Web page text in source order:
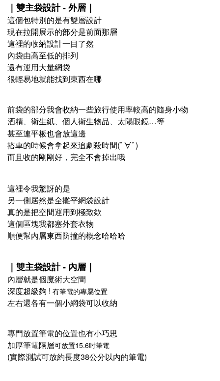
｜雙主袋設計 - 外層​ ｜
這個包特別的是有雙層設計​
現在拉開展示的部分是前面那層
這裡的收納設計一目了然​
內袋由高至低的排列​
還有運用大量網袋​
很輕易地就能找到東西在哪​
前袋的部分我會收納一些旅行使用率較高的隨身小物​
酒精、 衛生紙、 個人衛生物品、 太陽眼鏡…等​
甚至連平板也會放這邊​
搭車的時候會拿起來追劇殺時間(ﾟ∀ﾟ)​
而且收的剛剛好 ， 完全不會掉出哦
這裡令我驚訝的是​
另一側居然是全攤平網袋設計​
真的是把空間運用到極致欸​
這個區塊我都塞外套衣物​
順便幫內層東西防撞的概念哈哈哈
｜雙主袋設計 - 內層​ ｜
內層就是個魔術大空間​
深度超級夠 ! 有筆電的專屬位置​
左右還各有一個小網袋可以收納​
專門放置筆電的位置也有小巧思​
加厚筆電隔層​可放置15.6吋筆電​
(實際測試可放約長度38公分以內的筆電)